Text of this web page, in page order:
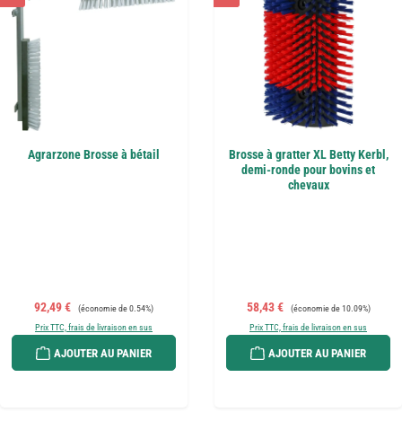
Agrarzone Brosse à bétail
Prix de vente :
92,49 € Prix régulier :
(économie de 0.54%)
Prix TTC, frais de livraison en sus
AJOUTER AU PANIER
Brosse à gratter XL Betty Kerbl,
demi-ronde pour bovins et
chevaux
Prix de vente :
58,43 € Prix régulier :
(économie de 10.09%)
Prix TTC, frais de livraison en sus
AJOUTER AU PANIER